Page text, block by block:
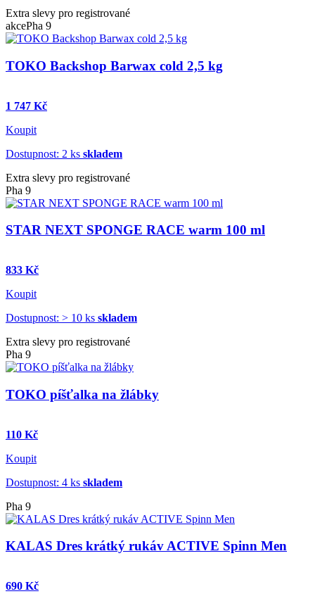
Extra slevy pro registrované
akcePha 9
TOKO Backshop Barwax cold 2,5 kg
1 747 Kč
Koupit
Dostupnost: 2 ks skladem
Extra slevy pro registrované
Pha 9
STAR NEXT SPONGE RACE warm 100 ml
833 Kč
Koupit
Dostupnost: > 10 ks skladem
Extra slevy pro registrované
Pha 9
TOKO píšťalka na žlábky
110 Kč
Koupit
Dostupnost: 4 ks skladem
Pha 9
KALAS Dres krátký rukáv ACTIVE Spinn Men
690 Kč